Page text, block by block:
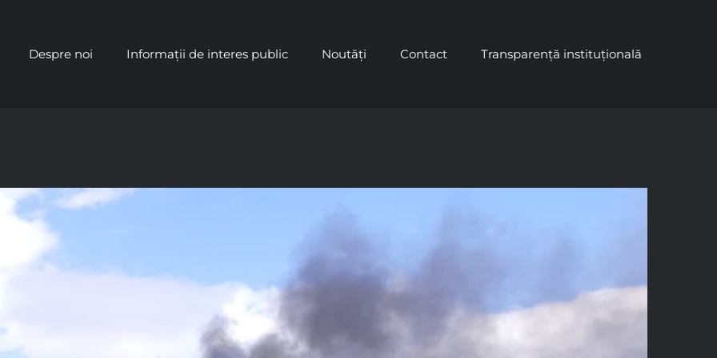
Despre noi Informații de interes public Noutăți Contact Transparență instituțională